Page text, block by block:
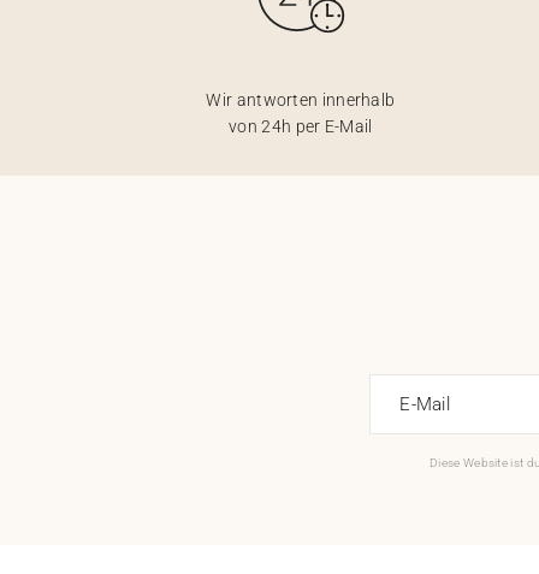
Wir antworten innerhalb
von 24h per E-Mail
E-Mail
Diese Website ist